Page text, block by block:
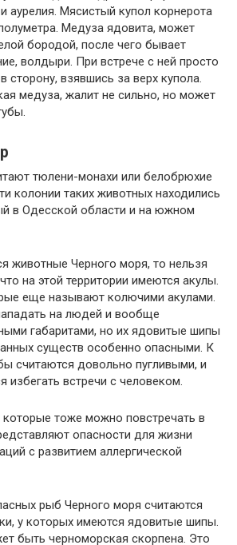
аурелия. Мясистый купол корнерота
Медуза ядовита, может
бородой, после чего бывает
волдыри. При встрече с ней просто
сторону, взявшись за верх купола.
медуза, жалит не сильно, но может
тюлени-монахи или белобрюхие
колонии таких животных находились
в Одесской области и на южном
животные Черного моря, то нельзя
на этой территории имеются акулы.
еще называют колючими акулами.
на людей и вообще
габаритами, но их ядовитые шипы
существ особенно опасными. К
считаются довольно пугливыми, и
избегать встречи с человеком.
тоже можно повстречать в
опасности для жизни
с развитием аллергической
рыб Черного моря считаются
у которых имеются ядовитые шипы.
быть черноморская скорпена. Это